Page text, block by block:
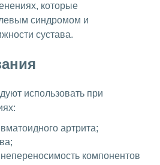
которые
синдромом и
сустава.
использовать при
артрита;
компонентов